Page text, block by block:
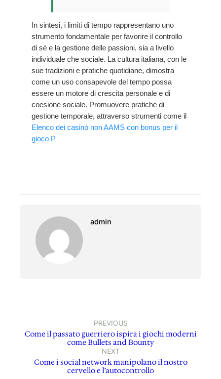
In sintesi, i limiti di tempo rappresentano uno
strumento fondamentale per favorire il controllo
di sé e la gestione delle passioni, sia a livello
individuale che sociale. La cultura italiana, con le
sue tradizioni e pratiche quotidiane, dimostra
come un uso consapevole del tempo possa
essere un motore di crescita personale e di
coesione sociale. Promuovere pratiche di
gestione temporale, attraverso strumenti come il
Elenco dei casinò non AAMS con bonus per il
gioco P
admin
PREVIOUS
Come il passato guerriero ispira i giochi moderni
come Bullets and Bounty
NEXT
Come i social network manipolano il nostro
cervello e l’autocontrollo